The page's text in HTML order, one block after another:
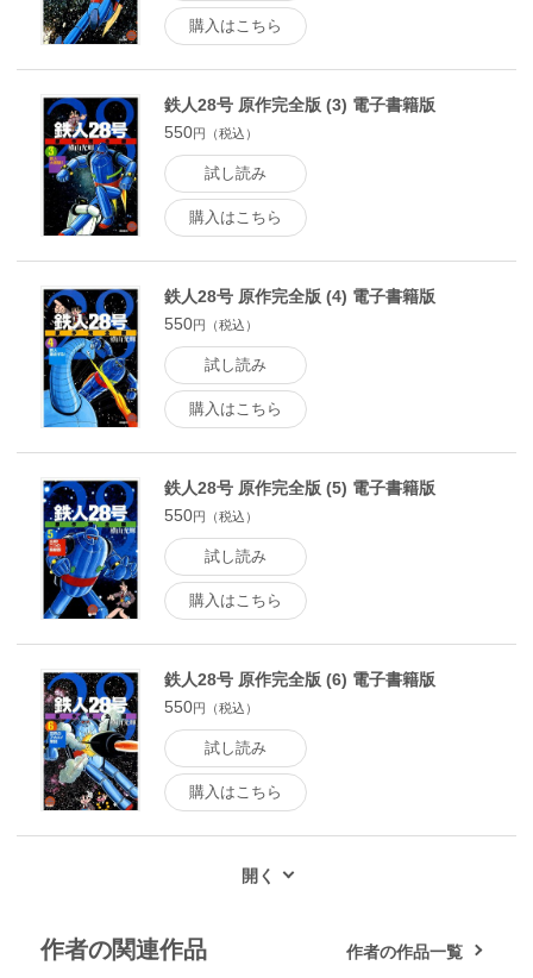
購入はこちら
鉄人28号 原作完全版 (3) 電子書籍版
550円（税込）
試し読み
購入はこちら
鉄人28号 原作完全版 (4) 電子書籍版
550円（税込）
試し読み
購入はこちら
鉄人28号 原作完全版 (5) 電子書籍版
550円（税込）
試し読み
購入はこちら
鉄人28号 原作完全版 (6) 電子書籍版
550円（税込）
試し読み
購入はこちら
作者の関連作品 作者の作品一覧